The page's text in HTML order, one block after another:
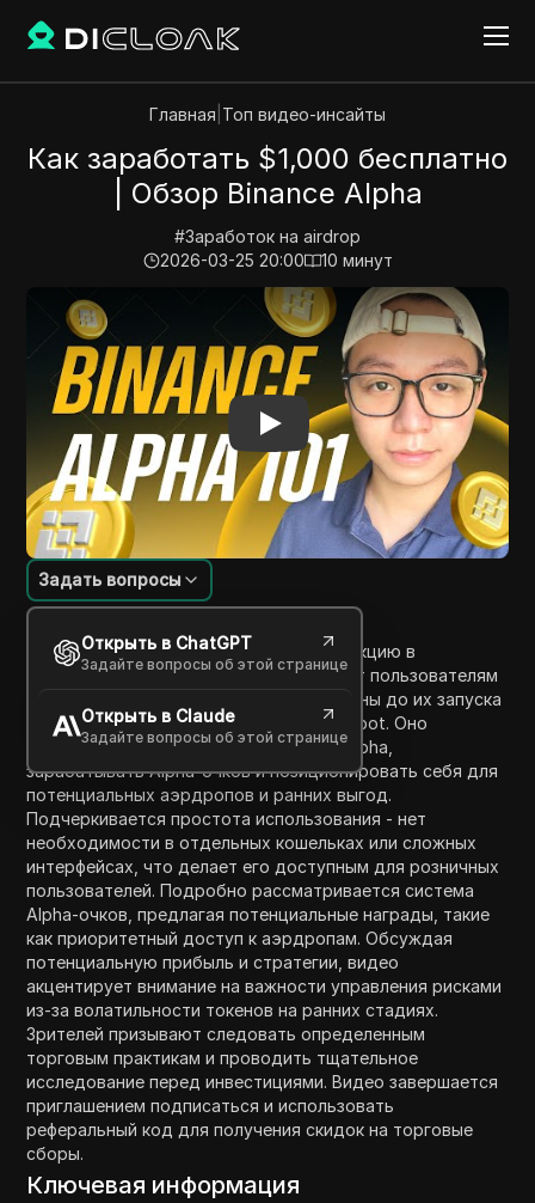
Главная Топ видео-инсайты
Как заработать $1,000 бесплатно
| Обзор Binance Alpha
#Заработок на airdrop
2026-03-25 20:00
10 минут
Play Video: Как заработать $1,000 бесплатно |
Введение в содержание
Задать вопросы
Открыть в ChatGPT
Задайте вопросы об этой странице
Открыть в Claude
Задайте вопросы об этой странице
Видео представляет Binance Alpha, функцию в
приложении Binance, которая позволяет пользователям
покупать многообещающие новые токены до их запуска
на крупных биржах, таких как Binance Spot. Оно
описывает, как использовать Binance Alpha,
зарабатывать Alpha-очков и позиционировать себя для
потенциальных аэрдропов и ранних выгод.
Подчеркивается простота использования - нет
необходимости в отдельных кошельках или сложных
интерфейсах, что делает его доступным для розничных
пользователей. Подробно рассматривается система
Alpha-очков, предлагая потенциальные награды, такие
как приоритетный доступ к аэрдропам. Обсуждая
потенциальную прибыль и стратегии, видео
акцентирует внимание на важности управления рисками
из-за волатильности токенов на ранних стадиях.
Зрителей призывают следовать определенным
торговым практикам и проводить тщательное
исследование перед инвестициями. Видео завершается
приглашением подписаться и использовать
реферальный код для получения скидок на торговые
сборы.
Ключевая информация